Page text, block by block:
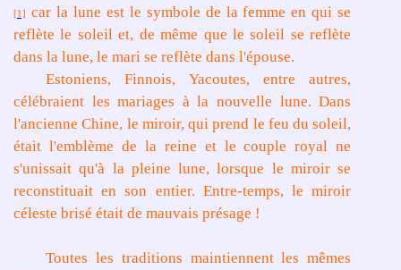
[1]
car la lune est le symbole de la femme en qui se
reflète le soleil et, de même que le soleil se reflète
dans la lune, le mari se reflète dans l'épouse.
Estoniens, Finnois, Yacoutes, entre autres,
célébraient les mariages à la nouvelle lune. Dans
l'ancienne Chine, le miroir, qui prend le feu du soleil,
était l'emblème de la reine et le couple royal ne
s'unissait qu'à la pleine lune, lorsque le miroir se
reconstituait en son entier. Entre-temps, le miroir
céleste brisé était de mauvais présage !
Toutes les traditions maintiennent les mêmes